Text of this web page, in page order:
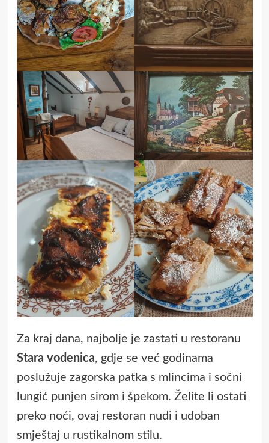
Za kraj dana, najbolje je zastati u restoranu
Stara vodenica, gdje se već godinama
poslužuje zagorska patka s mlincima i sočni
lungić punjen sirom i špekom. Želite li ostati
preko noći, ovaj restoran nudi i udoban
smještaj u rustikalnom stilu.